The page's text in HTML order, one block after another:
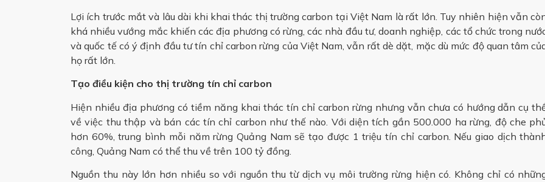
Lợi ích trước mắt và lâu dài khi khai thác thị trường carbon tại Việt Nam là rất lớn. Tuy nhiên hiện vẫn
khá nhiều vướng mắc khiến các địa phương có rừng, các nhà đầu tư, doanh nghiệp, các tổ chức trong
và quốc tế có ý định đầu tư tín chỉ carbon rừng của Việt Nam, vẫn rất dè dặt, mặc dù mức độ quan tâm
họ rất lớn.
Tạo điều kiện cho thị trường tín chỉ carbon
Hiện nhiều địa phương có tiềm năng khai thác tín chỉ carbon rừng nhưng vẫn chưa có hướng dẫn cụ
về việc thu thập và bán các tín chỉ carbon như thế nào. Với diện tích gần 500.000 ha rừng, độ che
hơn 60%, trung bình mỗi năm rừng Quảng Nam sẽ tạo được 1 triệu tín chỉ carbon. Nếu giao dịch
công, Quảng Nam có thể thu về trên 100 tỷ đồng.
Nguồn thu này lớn hơn nhiều so với nguồn thu từ dịch vụ môi trường rừng hiện có. Không chỉ có